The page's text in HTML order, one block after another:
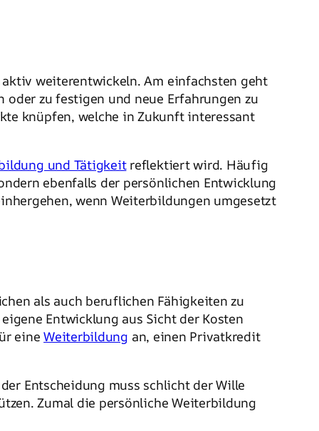
weiterentwickeln. Am einfachsten geht
oder zu festigen und neue Erfahrungen zu
knüpfen, welche in Zukunft interessant
und Tätigkeitreflektiert wird. Häufig
ebenfalls der persönlichen Entwicklung
wenn Weiterbildungen umgesetzt
als auch beruflichen Fähigkeiten zu
Entwicklung aus Sicht der Kosten
eineWeiterbildung an, einen Privatkredit
Entscheidung muss schlicht der Wille
Zumal die persönliche Weiterbildung